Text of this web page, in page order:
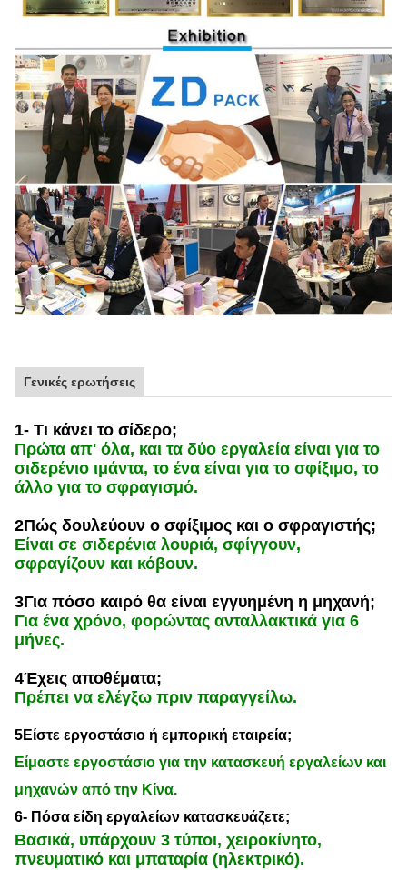
Γενικές ερωτήσεις
1- Τι κάνει το σίδερο;
Πρώτα απ' όλα, και τα δύο εργαλεία είναι για το
σιδερένιο ιμάντα, το ένα είναι για το σφίξιμο, το
άλλο για το σφραγισμό.
2Πώς δουλεύουν ο σφίξιμος και ο σφραγιστής;
Είναι σε σιδερένια λουριά, σφίγγουν,
σφραγίζουν και κόβουν.
3Για πόσο καιρό θα είναι εγγυημένη η μηχανή;
Για ένα χρόνο, φορώντας ανταλλακτικά για 6
μήνες.
4Έχεις αποθέματα;
Πρέπει να ελέγξω πριν παραγγείλω.
5Είστε εργοστάσιο ή εμπορική εταιρεία;
Είμαστε εργοστάσιο για την κατασκευή εργαλείων και
μηχανών από την Κίνα.
6- Πόσα είδη εργαλείων κατασκευάζετε;
Βασικά, υπάρχουν 3 τύποι, χειροκίνητο,
πνευματικό και μπαταρία (ηλεκτρικό).